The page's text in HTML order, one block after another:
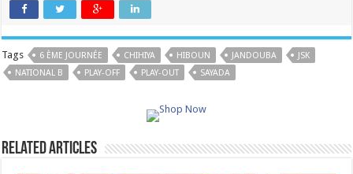
Tags 6 ÈME JOURNÉE CHIHIYA HIBOUN JANDOUBA
JSK
NATIONAL B
PLAY-OFF PLAY-OUT SAYADA
Related Articles